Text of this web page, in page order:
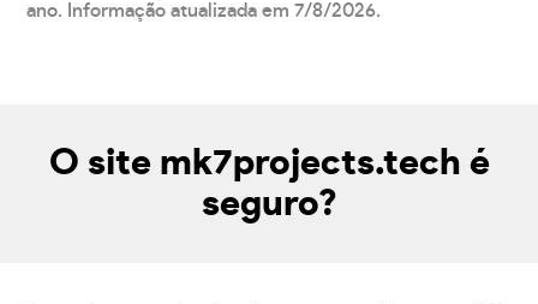
ano. Informação atualizada em 7/8/2026.
O site mk7projects.tech é
seguro?